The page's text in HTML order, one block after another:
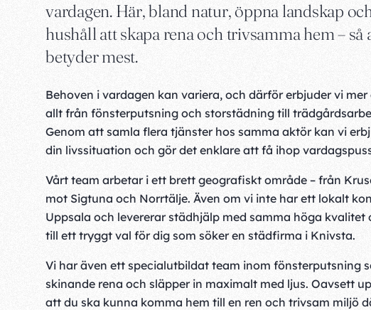
vardagen. Här, bland natur, öppna landskap
hushåll att skapa rena och trivsamma hem –
betyder mest.
Behoven i vardagen kan variera, och därför erbjuder vi
allt från fönsterputsning och storstädning till
Genom att samla flera tjänster hos samma aktör kan vi
din livssituation och gör det enklare att få ihop
Vårt team arbetar i ett brett geografiskt område – från
mot Sigtuna och Norrtälje. Även om vi inte har ett lokalt
Uppsala och levererar städhjälp med samma höga
till ett tryggt val för dig som söker en städfirma i Knivsta.
Vi har även ett specialutbildat team inom fönsterputsning
skinande rena och släpper in maximalt med ljus. Oavsett
att du ska kunna komma hem till en ren och trivsam miljö